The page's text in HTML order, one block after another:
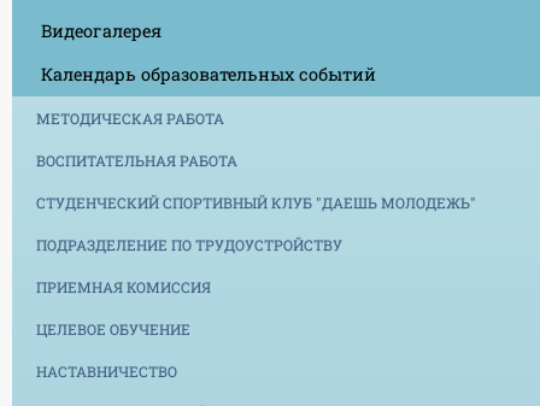
Видеогалерея
Календарь образовательных событий
МЕТОДИЧЕСКАЯ РАБОТА
ВОСПИТАТЕЛЬНАЯ РАБОТА
СТУДЕНЧЕСКИЙ СПОРТИВНЫЙ КЛУБ "ДАЕШЬ МОЛОДЕЖЬ"
ПОДРАЗДЕЛЕНИЕ ПО ТРУДОУСТРОЙСТВУ
ПРИЕМНАЯ КОМИССИЯ
ЦЕЛЕВОЕ ОБУЧЕНИЕ
НАСТАВНИЧЕСТВО